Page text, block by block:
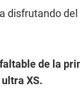
disfrutando
de la
XS.